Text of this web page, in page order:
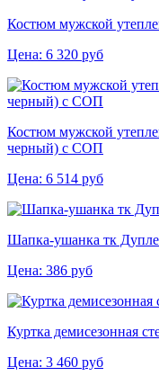
Костюм мужской
Цена: 6 320 руб
Костюм мужской
черный) с СОП
Цена: 6 514 руб
Шапка-ушанка тк
Цена: 386 руб
Куртка демисезонная
Цена: 3 460 руб